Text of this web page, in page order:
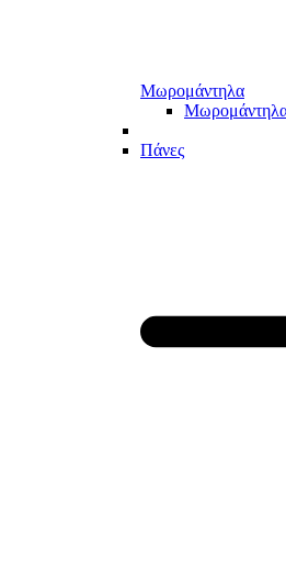
Μωρομάντηλα
Πάνες